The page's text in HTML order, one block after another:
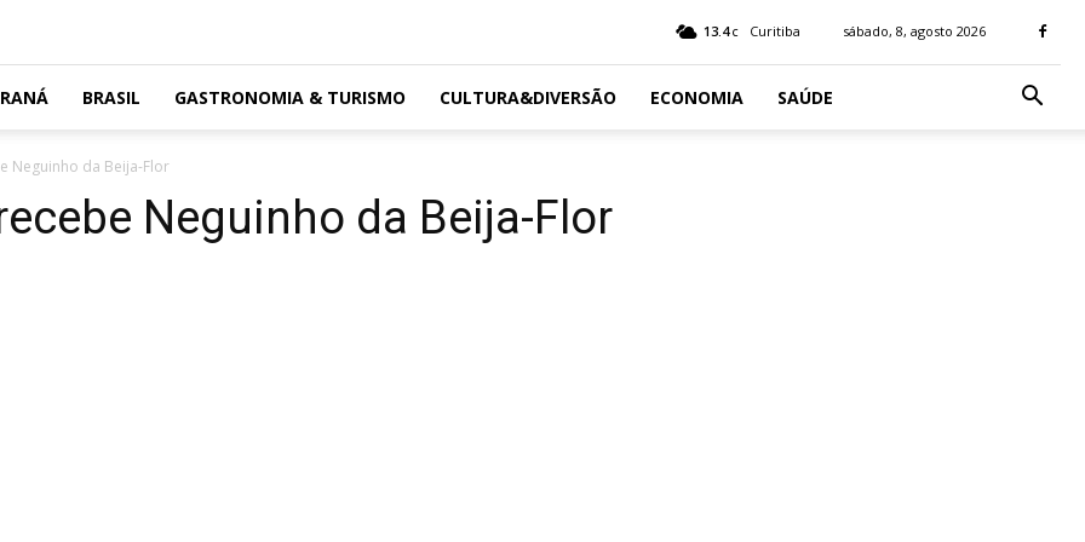
13.4 C Curitiba sábado, 8, agosto 2026
BRASIL GASTRONOMIA & TURISMO CULTURA&DIVERSÃO ECONOMIA SAÚDE
Neguinho da Beija-Flor
Neguinho da Beija-Flor